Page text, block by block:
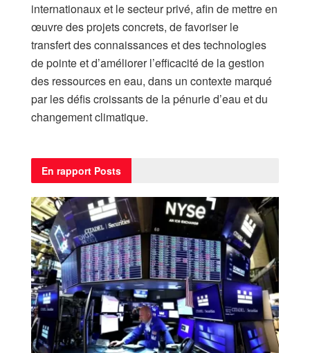
internationaux et le secteur privé, afin de mettre en
œuvre des projets concrets, de favoriser le
transfert des connaissances et des technologies
de pointe et d’améliorer l’efficacité de la gestion
des ressources en eau, dans un contexte marqué
par les défis croissants de la pénurie d’eau et du
changement climatique.
En rapport Posts